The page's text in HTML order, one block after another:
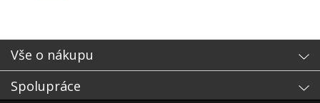
Vše o nákupu
Spolupráce